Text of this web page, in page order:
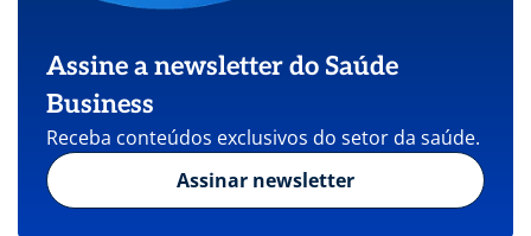
Assine a newsletter do Saúde
Business
Receba conteúdos exclusivos do setor da saúde.
Assinar newsletter